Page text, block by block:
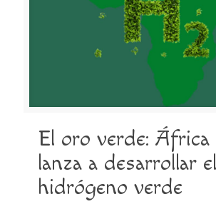
El oro verde: África
lanza a desarrollar el
hidrógeno verde